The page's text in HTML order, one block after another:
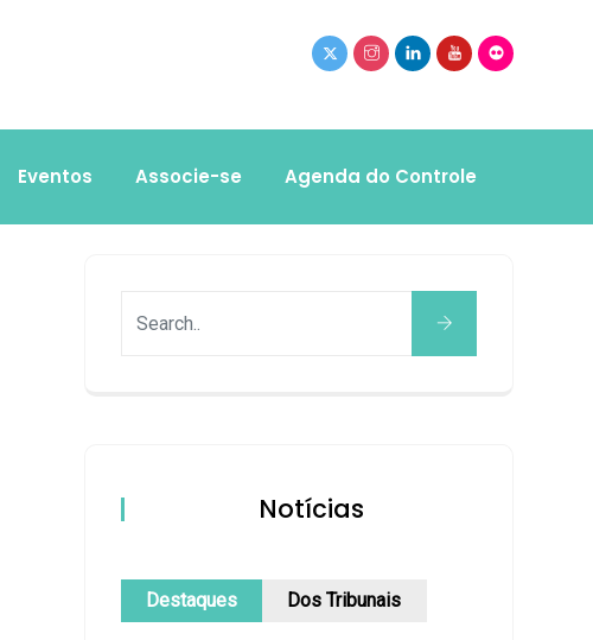
Eventos Associe-se Agenda do Controle
Notícias
Destaques Dos Tribunais